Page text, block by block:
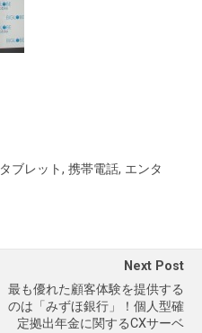
タブレット, 携帯電話, エンタ
Next Post
最も優れた顧客体験を提供する
のは「みずほ銀行」！個人型確
定拠出年金に関するCXサーベ